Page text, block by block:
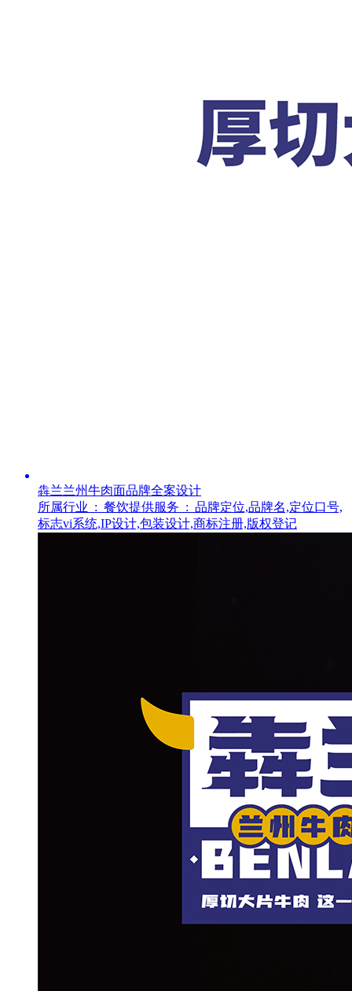
犇兰兰州牛肉面品牌全案设计
所属行业 : 餐饮提供服务 : 品牌定位,品牌名,定位口号,
标志vi系统,IP设计,包装设计,商标注册,版权登记